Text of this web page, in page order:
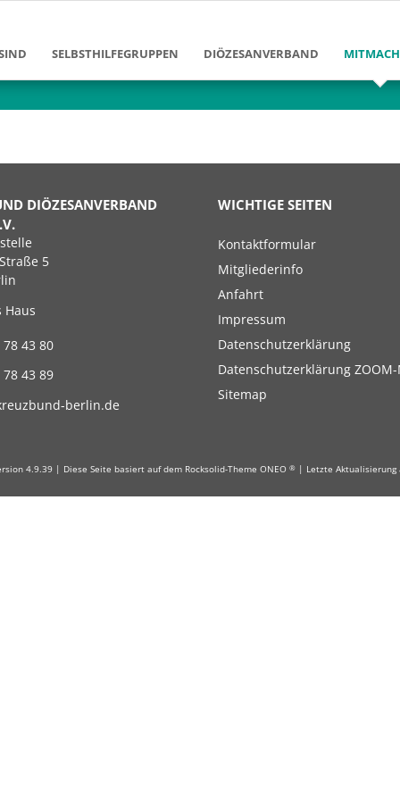
SELBSTHILFEGRUPPEN
Gruppen im DV Berlin
DIÖZESANVERBAND
Arbeitsbereiche
Geschichte des
DIÖZESANVERBAND
5
Haus
43 80
43 89
berlin.de
WICHTIGE SEITEN
Navigation
Kontaktformular
Mitgliederinfo
Anfahrt
Impressum
Datenschutzerklärung
Datenschutzerklärung
Sitemap
4.9.39 | Diese Seite basiert auf dem Rocksolid-Theme ONEO ® | Letzte Aktualisierung